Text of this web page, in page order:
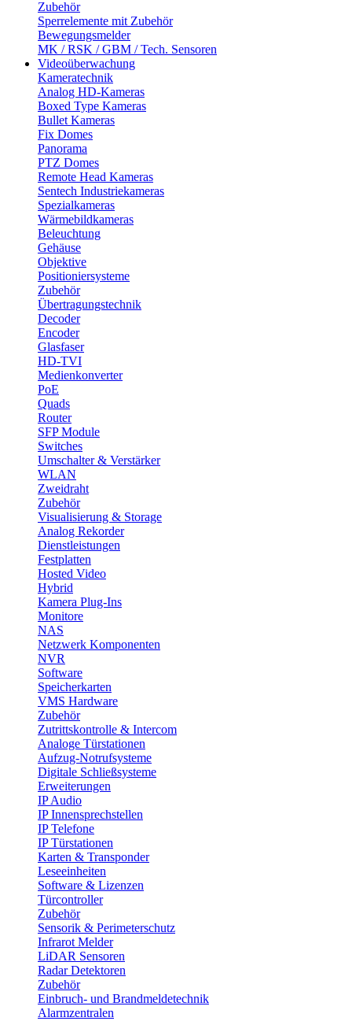
Zubehör
Sperrelemente mit Zubehör
Bewegungsmelder
MK / RSK / GBM / Tech. Sensoren
Videoüberwachung
Kameratechnik
Analog HD-Kameras
Boxed Type Kameras
Bullet Kameras
Fix Domes
Panorama
PTZ Domes
Remote Head Kameras
Sentech Industriekameras
Spezialkameras
Wärmebildkameras
Beleuchtung
Gehäuse
Objektive
Positioniersysteme
Zubehör
Übertragungstechnik
Decoder
Encoder
Glasfaser
HD-TVI
Medienkonverter
PoE
Quads
Router
SFP Module
Switches
Umschalter & Verstärker
WLAN
Zweidraht
Zubehör
Visualisierung & Storage
Analog Rekorder
Dienstleistungen
Festplatten
Hosted Video
Hybrid
Kamera Plug-Ins
Monitore
NAS
Netzwerk Komponenten
NVR
Software
Speicherkarten
VMS Hardware
Zubehör
Zutrittskontrolle & Intercom
Analoge Türstationen
Aufzug-Notrufsysteme
Digitale Schließsysteme
Erweiterungen
IP Audio
IP Innensprechstellen
IP Telefone
IP Türstationen
Karten & Transponder
Leseeinheiten
Software & Lizenzen
Türcontroller
Zubehör
Sensorik & Perimeterschutz
Infrarot Melder
LiDAR Sensoren
Radar Detektoren
Zubehör
Einbruch- und Brandmeldetechnik
Alarmzentralen